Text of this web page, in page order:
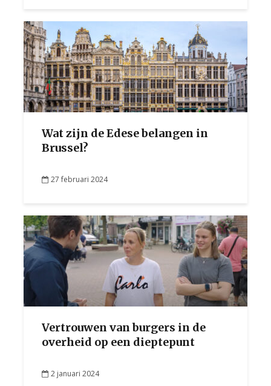
Wat zijn de Edese belangen in
Brussel?
27 februari 2024
Vertrouwen van burgers in de
overheid op een dieptepunt
2 januari 2024